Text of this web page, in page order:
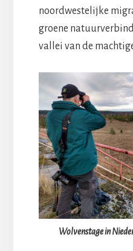
noordwestelijke
groene
vallei van de
Wolvenstage in